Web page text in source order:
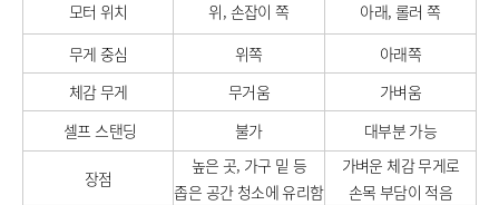
모터 위치 위, 손잡이 쪽
아래, 롤러 쪽
무게 중심
위쪽
아래쪽
체감 무게
무거움
가벼움
셀프 스탠딩
불가 대부분 가능
장점
높은 곳, 가구 밑 등
좁은 공간 청소에 유리함
가벼운 체감 무게로
손목 부담이 적음